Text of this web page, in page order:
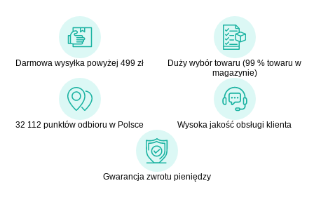
Darmowa wysyłka powyżej 499 zł
Duży wybór towaru (99 % towaru w
magazynie)
32 112 punktów odbioru w Polsce Wysoka jakość obsługi klienta
Gwarancja zwrotu pieniędzy